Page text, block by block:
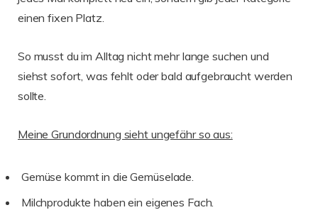
einen fixen Platz.
So musst du im Alltag nicht mehr lange suchen und
siehst sofort, was fehlt oder bald aufgebraucht werden
sollte.
Meine Grundordnung sieht ungefähr so aus:
Gemüse kommt in die Gemüselade.
Milchprodukte haben ein eigenes Fach.